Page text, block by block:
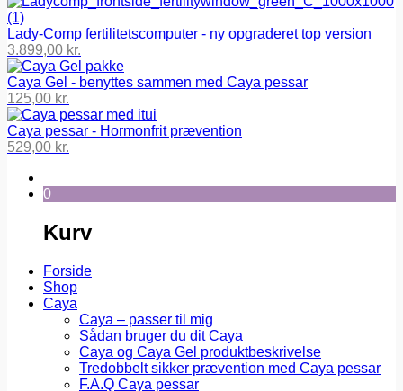
Lady-Comp fertilitetscomputer - ny opgraderet top version
3.899,00 kr.
Caya Gel - benyttes sammen med Caya pessar
125,00 kr.
Caya pessar - Hormonfrit prævention
529,00 kr.
0
Kurv
Forside
Shop
Caya
Caya – passer til mig
Sådan bruger du dit Caya
Caya og Caya Gel produktbeskrivelse
Tredobbelt sikker prævention med Caya pessar
F.A.Q Caya pessar